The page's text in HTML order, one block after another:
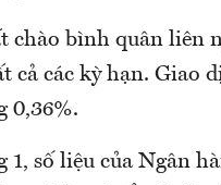
chào bình quân liên
cả các kỳ hạn. Giao
0,36%.
1, số liệu của Ngân